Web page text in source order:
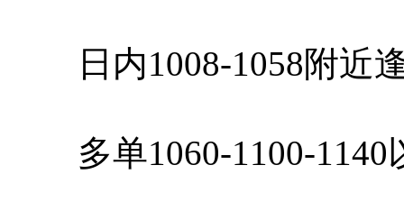
日内1008-1058附近
多单1060-1100-1140